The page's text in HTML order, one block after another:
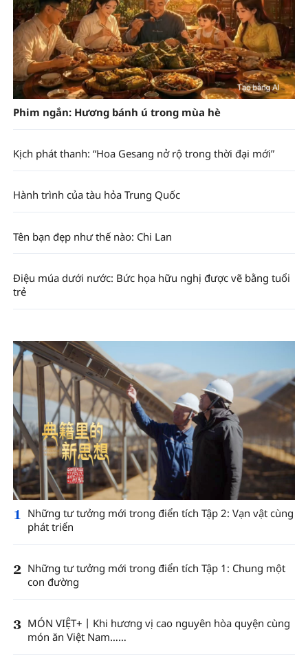
Phim ngắn: Hương bánh ú trong mùa hè
Kịch phát thanh: “Hoa Gesang nở rộ trong thời đại mới”
Hành trình của tàu hỏa Trung Quốc
Tên bạn đẹp như thế nào: Chi Lan
Điệu múa dưới nước: Bức họa hữu nghị được vẽ bằng tuổi
trẻ
1
Những tư tưởng mới trong điển tích Tập 2: Vạn vật cùng
phát triển
2 Những tư tưởng mới trong điển tích Tập 1: Chung một
con đường
3 MÓN VIỆT+丨Khi hương vị cao nguyên hòa quyện cùng
món ăn Việt Nam……